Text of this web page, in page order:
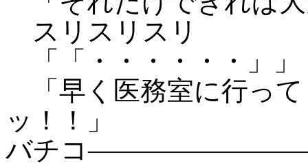
スリスリスリ
「「・・・・・・」」
「早く医務室に行
ッ！！」
バチコ